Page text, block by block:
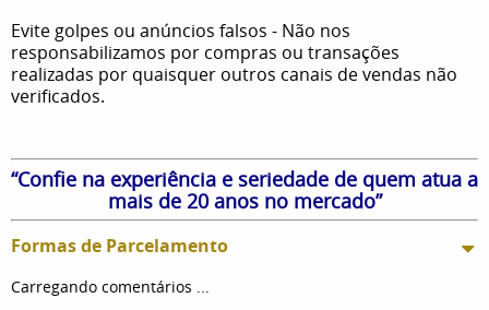
Evite golpes ou anúncios falsos - Não nos
responsabilizamos por compras ou transações
realizadas por quaisquer outros canais de vendas não
verificados.
“Confie na experiência e seriedade de quem atua a
mais de 20 anos no mercado”
Formas de Parcelamento
Carregando comentários ...